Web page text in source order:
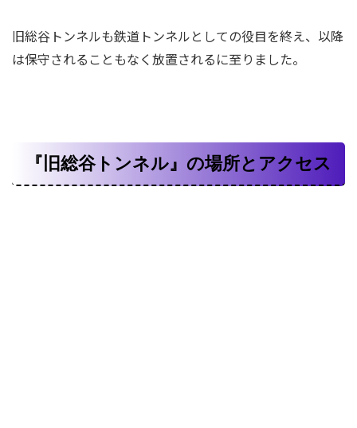
旧総谷トンネルも鉄道トンネルとしての役目を終え、以降
は保守されることもなく放置されるに至りました。
『旧総谷トンネル』の場所とアクセス